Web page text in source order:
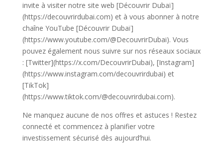
invite à visiter notre site web [Découvrir Dubaï]
(https://decouvrirdubai.com) et à vous abonner à notre
chaîne YouTube [Découvrir Dubaï]
(https://www.youtube.com/@DecouvrirDubai). Vous
pouvez également nous suivre sur nos réseaux sociaux
: [Twitter](https://x.com/DecouvrirDubai), [Instagram]
(https://www.instagram.com/decouvrirdubai) et
[TikTok]
(https://www.tiktok.com/@decouvrirdubai.com).
Ne manquez aucune de nos offres et astuces ! Restez
connecté et commencez à planifier votre
investissement sécurisé dès aujourd’hui.